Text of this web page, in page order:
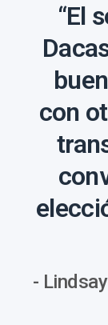
“El
con
-